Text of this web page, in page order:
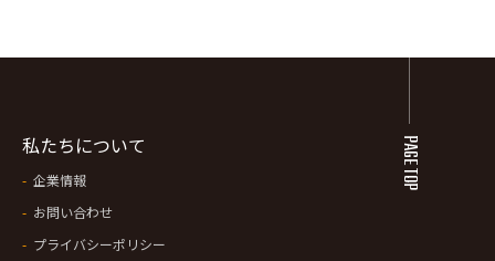
私たちについて
企業情報
お問い合わせ
プライバシーポリシー
PAGE TOP